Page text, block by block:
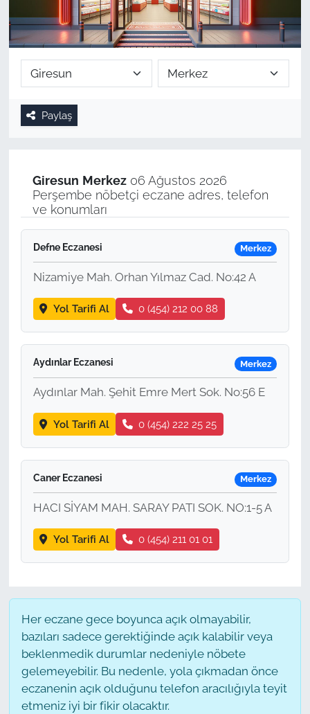
Paylaş
Giresun Merkez06 Ağustos 2026
Perşembe nöbetçi eczane adres, telefon
ve konumları
Defne Eczanesi Merkez
Nizamiye Mah. Orhan Yılmaz Cad. No:42 A
Yol Tarifi Al 0 (454) 212 00 88
Aydınlar Eczanesi Merkez
Aydınlar Mah. Şehit Emre Mert Sok. No:56 E
Yol Tarifi Al 0 (454) 222 25 25
Caner Eczanesi Merkez
HACI SİYAM MAH. SARAY PATI SOK. NO:1-5 A
Yol Tarifi Al 0 (454) 211 01 01
Her eczane gece boyunca açık olmayabilir,
bazıları sadece gerektiğinde açık kalabilir veya
beklenmedik durumlar nedeniyle nöbete
gelemeyebilir. Bu nedenle, yola çıkmadan önce
eczanenin açık olduğunu telefon aracılığıyla teyit
etmeniz iyi bir fikir olacaktır.